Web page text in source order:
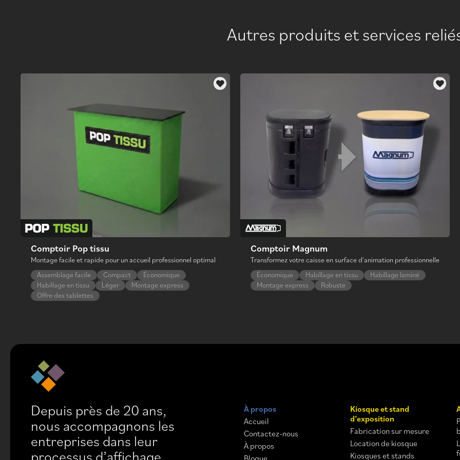
Autres produits et services
Comptoir Pop tissu
Montage facile et rapide pour un accueil professionnel optimal
Assemblage facile
Compact
Économique
Habillage en tissu
Léger
Montage express
Offre des tablettes
Comptoir Magnum
Transformez votre caisse en surface d'animation professionnelle
Économique
Habillage en tissu
Habillage laminé
Montage express
Robuste
Depuis près de 20 ans,
nous accompagnons les
entreprises dans leur
processus d’affichage
À propos
Accueil
Contactez-nous
À propos
Blogue
Kiosque et stand
d’exposition
Fabrication sur mesure
Location de kiosque
Kiosques et stands